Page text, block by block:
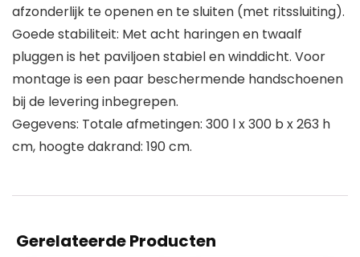
afzonderlijk te openen en te sluiten (met ritssluiting).
Goede stabiliteit: Met acht haringen en twaalf
pluggen is het paviljoen stabiel en winddicht. Voor
montage is een paar beschermende handschoenen
bij de levering inbegrepen.
Gegevens: Totale afmetingen: 300 l x 300 b x 263 h
cm, hoogte dakrand: 190 cm.
Gerelateerde Producten